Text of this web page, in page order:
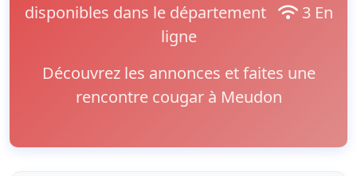
disponibles dans le département
3 En
ligne
Découvrez les annonces et faites une
rencontre cougar à Meudon